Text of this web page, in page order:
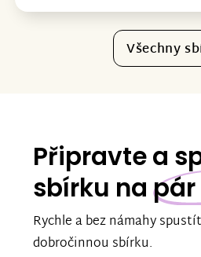
Všechny
Připravte a
sbírku na
Rychle a bez námahy
dobročinnou sbírku.